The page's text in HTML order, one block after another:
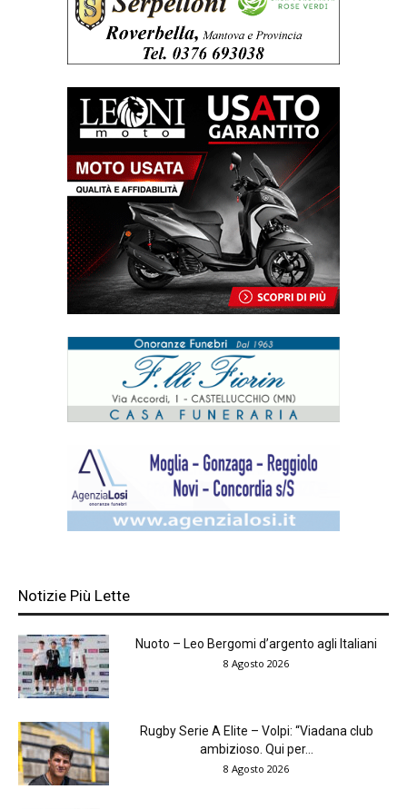
Notizie Più Lette
Nuoto – Leo Bergomi d’argento agli Italiani
8 Agosto 2026
Rugby Serie A Elite – Volpi: “Viadana club
ambizioso. Qui per...
8 Agosto 2026